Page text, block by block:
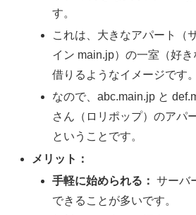
す。
これは、大きなアパート（
イン main.jp）の一室（好
借りるようなイメージです。
なので、abc.main.jp と
さん（ロリポップ）のアパ
ということです。
メリット：
手軽に始められる： サーバ
できることが多いです。